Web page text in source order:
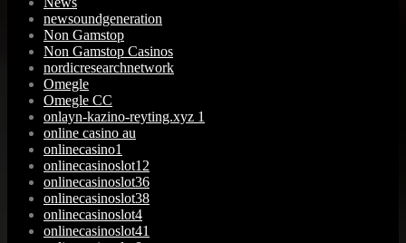
newsoundgeneration
Non Gamstop
Non Gamstop Casinos
nordicresearchnetwork
Omegle
Omegle CC
onlayn-kazino-reyting.xyz 1
online casino au
onlinecasino1
onlinecasinoslot12
onlinecasinoslot36
onlinecasinoslot38
onlinecasinoslot4
onlinecasinoslot41